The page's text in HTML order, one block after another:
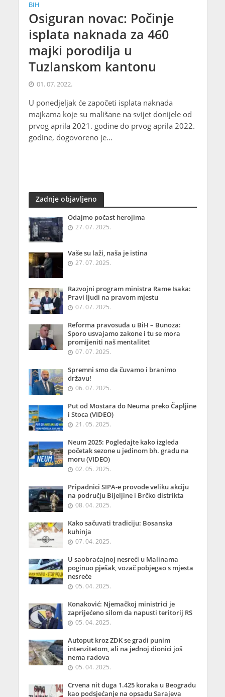
BIH
Osiguran novac: Počinje
isplata naknada za 460
majki porodilja u
Tuzlanskom kantonu
01. 07. 2022.
U ponedjeljak će započeti isplata naknada
majkama koje su mališane na svijet donijele od
prvog aprila 2021. godine do prvog aprila 2022.
godine, dogovoreno je...
Zadnje objavljeno
Odajmo počast herojima
27. 07. 2025.
Vaše su laži, naša je istina
27. 07. 2025.
Razvojni program ministra Rame Isaka:
Pravi ljudi na pravom mjestu
07. 07. 2025.
Reforma pravosuđa u BiH – Bunoza:
Sporo usvajamo zakone i tu se mora
promijeniti naš mentalitet
07. 07. 2025.
Spremni smo da čuvamo i branimo
državu!
06. 07. 2025.
Put od Mostara do Neuma preko Čapljine
i Stoca (VIDEO)
21. 05. 2025.
Neum 2025: Pogledajte kako izgleda
početak sezone u jedinom bh. gradu na
moru (VIDEO)
02. 05. 2025.
Pripadnici SIPA-e provode veliku akciju
na području Bijeljine i Brčko distrikta
08. 04. 2025.
Kako sačuvati tradiciju: Bosanska
kuhinja
07. 04. 2025.
U saobraćajnoj nesreći u Malinama
poginuo pješak, vozač pobjegao s mjesta
nesreće
05. 04. 2025.
Konaković: Njemačkoj ministrici je
zaprijećeno silom da napusti teritorij RS
05. 04. 2025.
Autoput kroz ZDK se gradi punim
intenzitetom, ali na jednoj dionici još
nema radova
05. 04. 2025.
Crvena nit duga 1.425 koraka u Beogradu
kao podsjećanje na opsadu Sarajeva